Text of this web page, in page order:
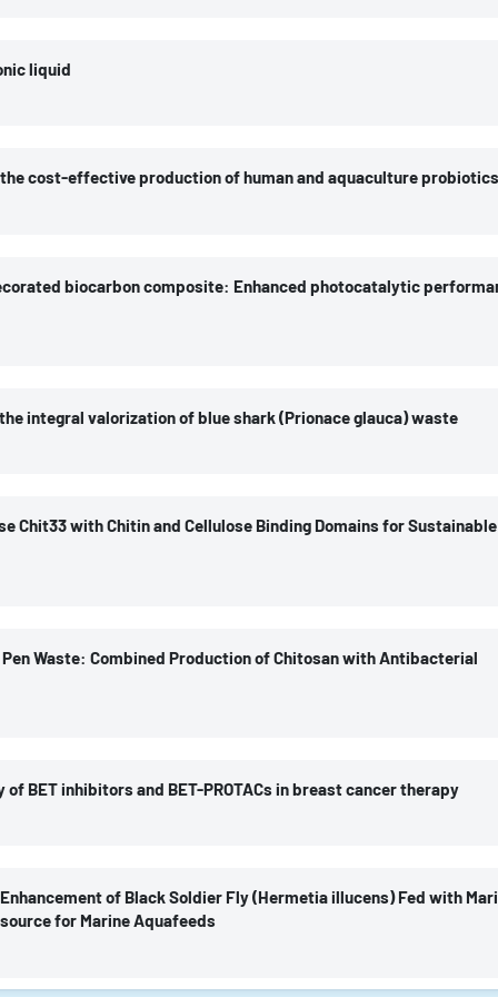
liquid
cost-effective production of human and aquaculture probiotics
biocarbon composite: Enhanced photocatalytic
Laura-Bianca; Mihai, Geanina Valentina; Vázquez, José A.; Valcarcel,
integral valorization of blue shark (Prionace glauca) waste
Chit33 with Chitin and Cellulose Binding Domains for
Jesús; Vázquez, José Antonio; Sanz-Aparicio, Julia; Fernández-
Waste: Combined Production of Chitosan with Antibacterial
BET inhibitors and BET-PROTACs in breast cancer therapy
Kreuzer, Martin; Mar Noblejas-López, María del; Ocaña, Alberto;
Bravo, Iván
of Black Soldier Fly (Hermetia illucens) Fed with
for Marine Aquafeeds